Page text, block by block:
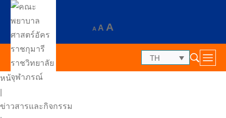
A A A
TH
หน้าแรก
ข่าวสารและกิจกรรม